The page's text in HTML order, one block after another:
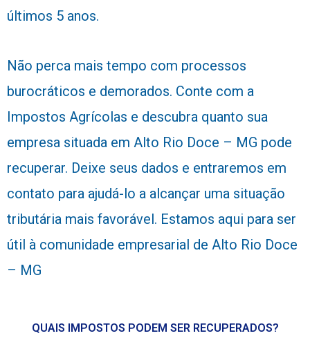
últimos 5 anos.
Não perca mais tempo com processos
burocráticos e demorados. Conte com a
Impostos Agrícolas e descubra quanto sua
empresa situada em Alto Rio Doce – MG pode
recuperar. Deixe seus dados e entraremos em
contato para ajudá-lo a alcançar uma situação
tributária mais favorável. Estamos aqui para ser
útil à comunidade empresarial de Alto Rio Doce
– MG
QUAIS IMPOSTOS PODEM SER RECUPERADOS?